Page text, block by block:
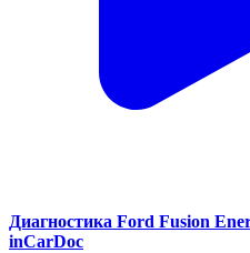
Диагностика Ford Fusion
inCarDoc